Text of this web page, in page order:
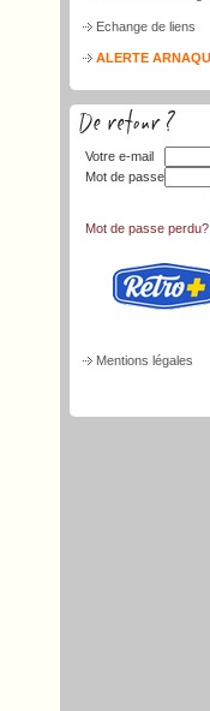
Echange de liens
ALERTE
Votre e-mail
Mot de passe
Mot de passe perdu?
Mentions légales